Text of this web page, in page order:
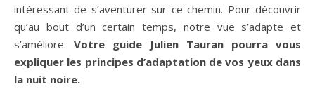
intéressant de s’aventurer sur ce chemin. Pour découvrir
qu’au bout d’un certain temps, notre vue s’adapte et
s’améliore. Votre guide Julien Tauran pourra vous
expliquer les principes d’adaptation de vos yeux dans
la nuit noire.